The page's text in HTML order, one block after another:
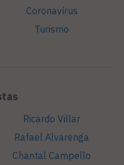
Coronavírus
Turismo
Ricardo Villar
Rafael Alvarenga
Chantal Campello